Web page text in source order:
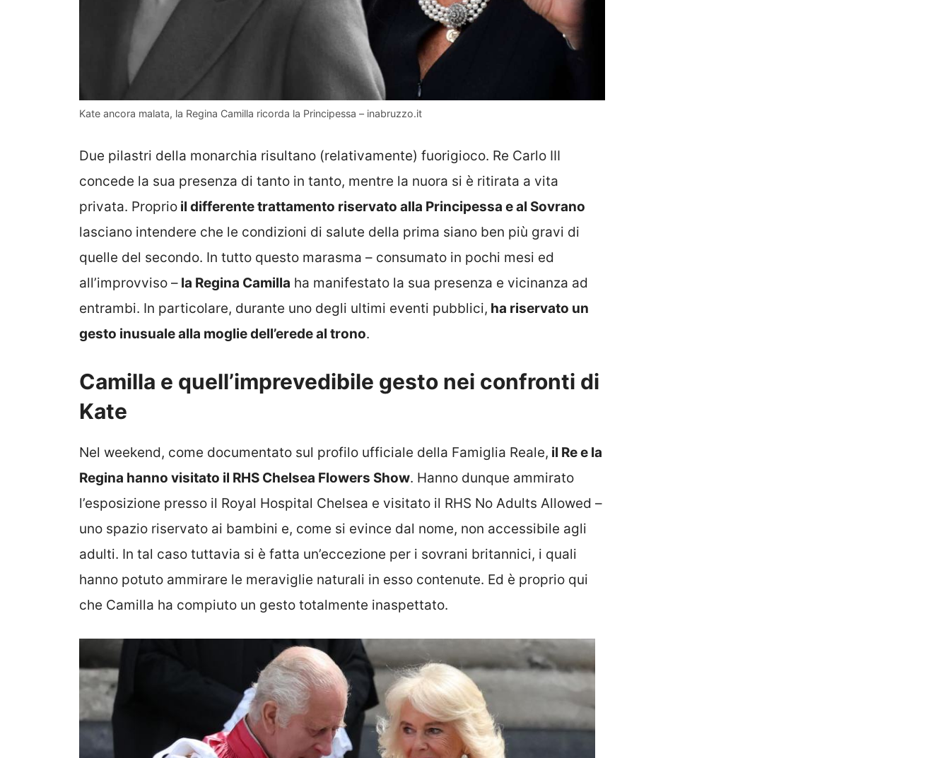
Kate ancora malata, la Regina Camilla ricorda la Principessa – inabruzzo.it
Due pilastri della monarchia risultano (relativamente) fuorigioco. Re Carlo III
concede la sua presenza di tanto in tanto, mentre la nuora si è ritirata a vita
privata. Proprio il differente trattamento riservato alla Principessa e al Sovrano
lasciano intendere che le condizioni di salute della prima siano ben più gravi di
quelle del secondo. In tutto questo marasma – consumato in pochi mesi ed
all’improvviso – la Regina Camilla ha manifestato la sua presenza e vicinanza ad
entrambi. In particolare, durante uno degli ultimi eventi pubblici, ha riservato un
gesto inusuale alla moglie dell’erede al trono.
Camilla e quell’imprevedibile gesto nei confronti di
Kate
Nel weekend, come documentato sul profilo ufficiale della Famiglia Reale, il Re e la
Regina hanno visitato il RHS Chelsea Flowers Show. Hanno dunque ammirato
l’esposizione presso il Royal Hospital Chelsea e visitato il RHS No Adults Allowed –
uno spazio riservato ai bambini e, come si evince dal nome, non accessibile agli
adulti. In tal caso tuttavia si è fatta un’eccezione per i sovrani britannici, i quali
hanno potuto ammirare le meraviglie naturali in esso contenute. Ed è proprio qui
che Camilla ha compiuto un gesto totalmente inaspettato.